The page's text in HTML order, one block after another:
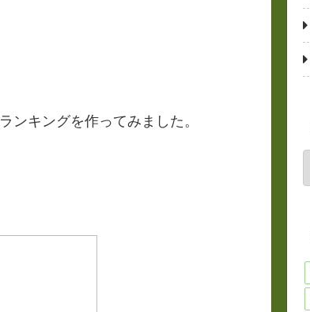
ンキングを作ってみました。